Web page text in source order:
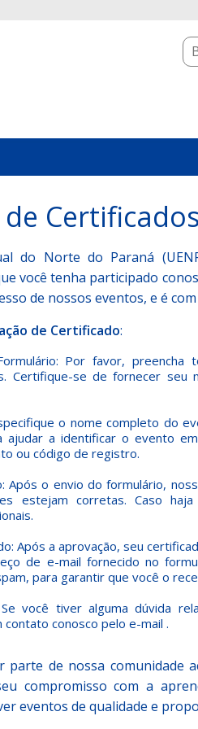
Certificados
do Norte do Paraná
você tenha participado
de nossos eventos, e é
de Certificado:
Por favor,
Certifique-se de fornecer
o nome completo do
ajudar a identificar o evento
ou código de registro.
Após o envio do formulário,
estejam corretas. Caso
Após a aprovação, seu
de e-mail fornecido no
para garantir que você o
você tiver alguma dúvida
conosco pelo e-mail .
parte de nossa comunidade
compromisso com a
eventos de qualidade e